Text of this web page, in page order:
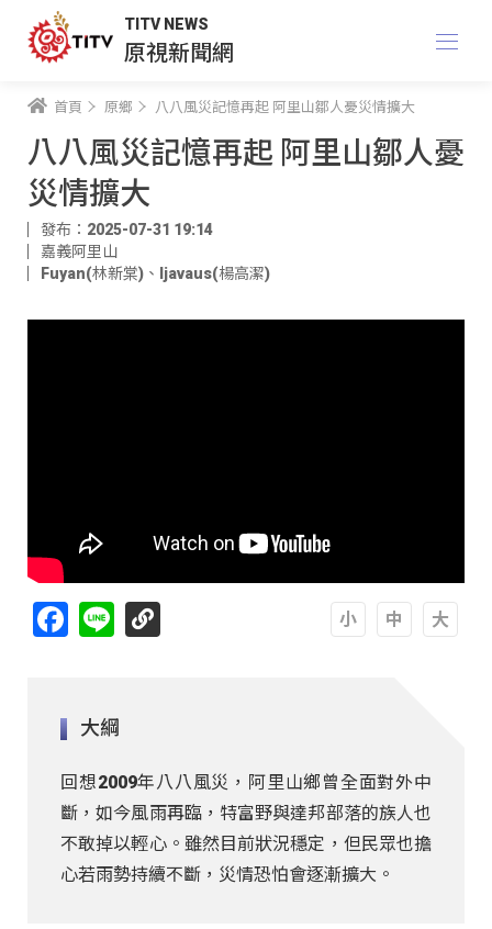
TITV NEWS
原視新聞網
首頁 原鄉 八八風災記憶再起 阿里山鄒人憂災情擴大
八八風災記憶再起 阿里山鄒人憂
災情擴大
發布：2025-07-31 19:14
嘉義阿里山
Fuyan(林新棠) 、 ljavaus(楊高潔)
Facebook
Line
大綱
回想2009年八八風災，阿里山鄉曾全面對外中
斷，如今風雨再臨，特富野與達邦部落的族人也
不敢掉以輕心。雖然目前狀況穩定，但民眾也擔
心若雨勢持續不斷，災情恐怕會逐漸擴大。